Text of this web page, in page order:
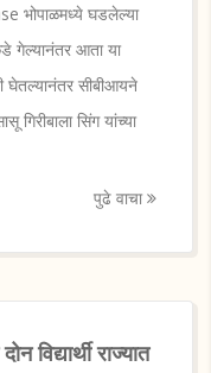
भोपाळमध्ये घडलेल्या
गेल्यानंतर आता या
घेतल्यानंतर सीबीआयने
गिरीबाला सिंग यांच्या
पुढे वाचा
विद्यार्थी राज्यात